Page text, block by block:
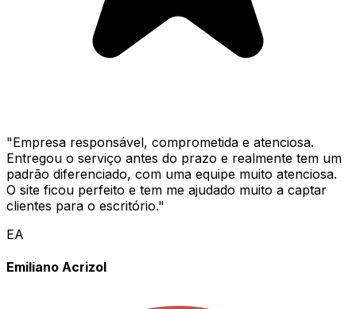
"Empresa responsável, comprometida e atenciosa.
Entregou o serviço antes do prazo e realmente tem um
padrão diferenciado, com uma equipe muito atenciosa.
O site ficou perfeito e tem me ajudado muito a captar
clientes para o escritório."
EA
Emiliano Acrizol